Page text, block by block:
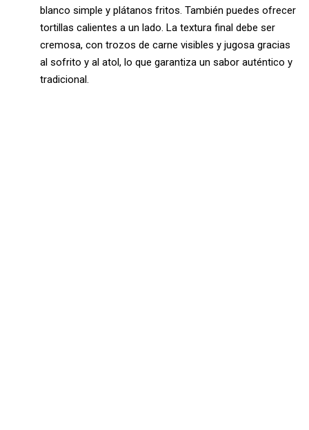
blanco simple y plátanos fritos. También puedes ofrecer
tortillas calientes a un lado. La textura final debe ser
cremosa, con trozos de carne visibles y jugosa gracias
al sofrito y al atol, lo que garantiza un sabor auténtico y
tradicional.